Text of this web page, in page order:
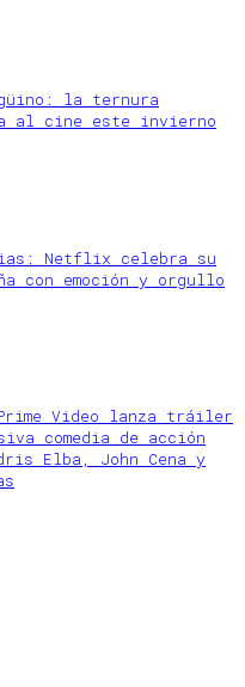
la ternura
al cine este invierno
Netflix celebra su
con emoción y orgullo
Video lanza tráiler
comedia de acción
Elba, John Cena y